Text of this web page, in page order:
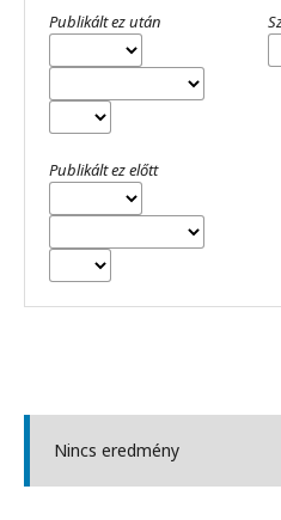
Publikált ez után
Publikált ez előtt
Nincs eredmény